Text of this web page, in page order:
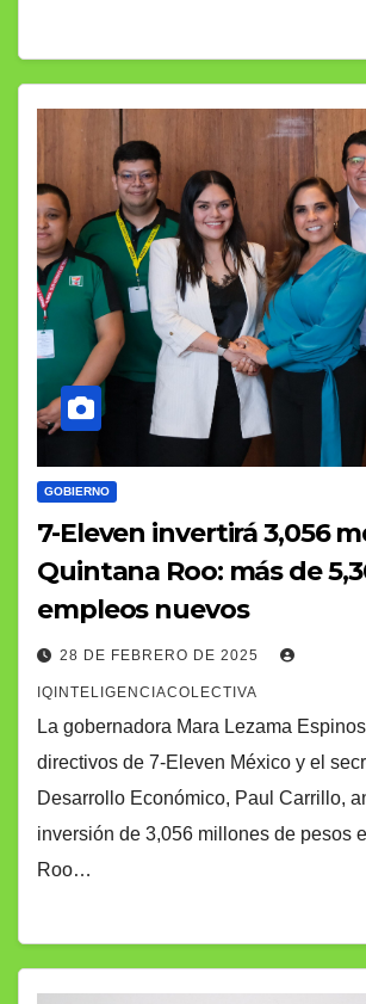
GOBIERNO
7-Eleven invertirá 3,056
Quintana Roo: más de
empleos nuevos
28 DE FEBRERO DE 2025
IQINTELIGENCIACOLECTIVA
La gobernadora Mara Lezama
directivos de 7-Eleven México y el
Desarrollo Económico, Paul Carrillo,
inversión de 3,056 millones de pesos
Roo…